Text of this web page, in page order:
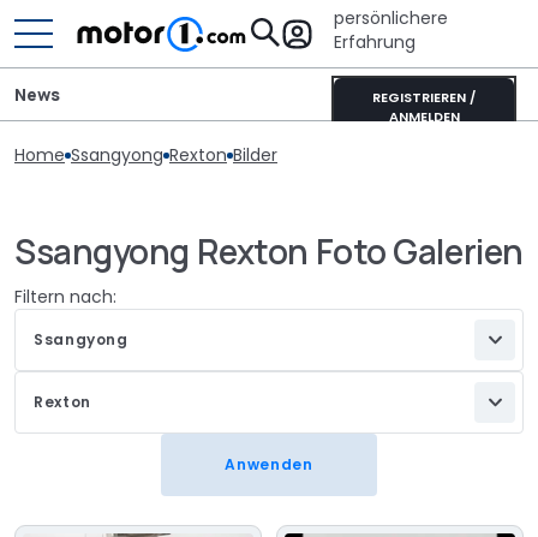
persönlichere
Erfahrung
REGISTRIEREN /
ANMELDEN
News
Home Ssangyong Rexton Bilder
Ssangyong Rexton Foto Galerien
Filtern nach:
Ssangyong
Rexton